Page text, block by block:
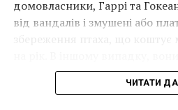
По словам актера, он взял
актриса Дженни МакКарти
лет отношений в 2010 году).
домовласники, Гаррі та
від вандалів і змушені або
збереження птаха, що коштує
мурал, що може коштувати до
доларів.
ЧИТАТИ